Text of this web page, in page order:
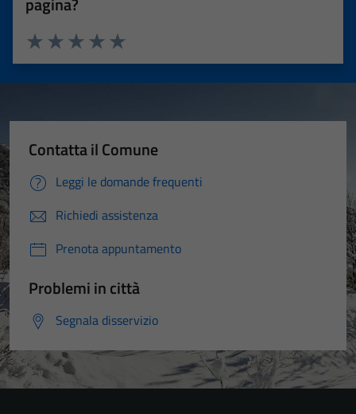
Valuta 5 stelle su 5
Valuta 4 stelle su 5
Valuta 3 stelle su 5
Valuta 2 stelle su 5
Valuta 1 stelle su 5
Contatta il Comune
Leggi le domande frequenti
Richiedi assistenza
Prenota appuntamento
Problemi in città
Segnala disservizio